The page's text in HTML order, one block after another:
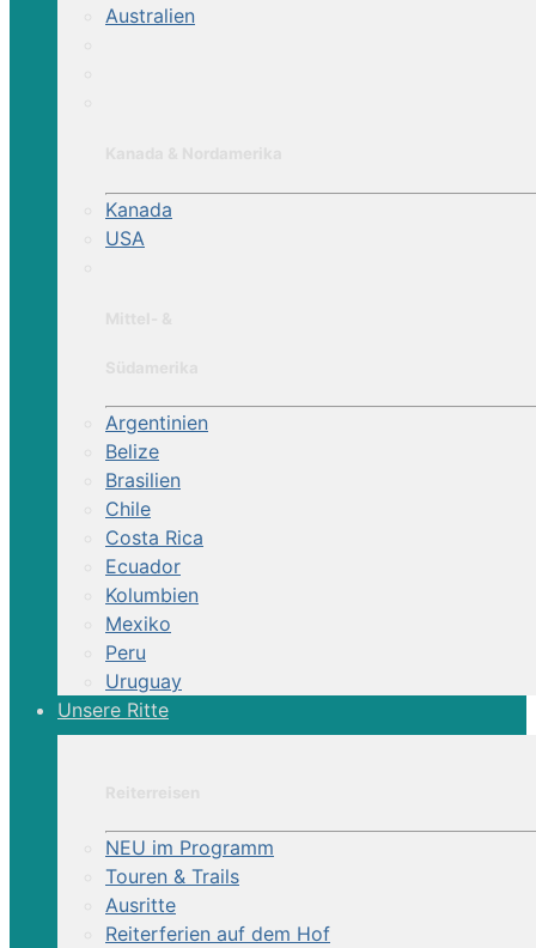
Australien
Kanada
USA
Argentinien
Belize
Brasilien
Chile
Costa Rica
Ecuador
Kolumbien
Mexiko
Peru
Uruguay
Unsere Ritte
NEU im Programm
Touren & Trails
Ausritte
Reiterferien auf dem Hof